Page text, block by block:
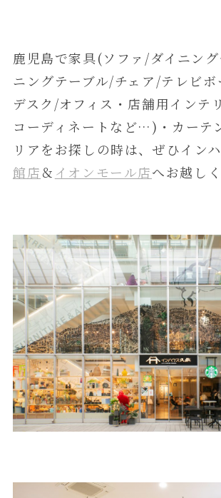
鹿児島で家具(ソファ/ダイニン
ニングテーブル/チェア/テレビ
デスク/オフィス・店舗用インテ
コーディネートなど…)・カーテ
リアをお探しの時は、ぜひイン
館店＆ イオンモール店へお越し